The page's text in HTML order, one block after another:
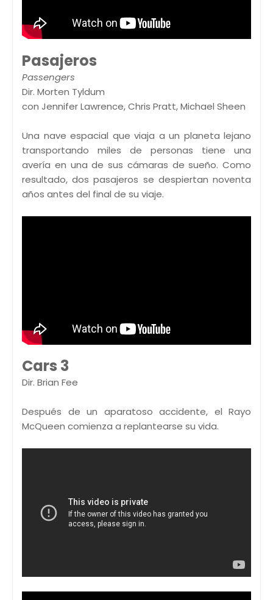
Pasajeros
Passengers
Dir. Morten Tyldum
con Jennifer Lawrence, Chris Pratt, Michael Sheen
Una nave espacial que viaja a un planeta lejano
transportando miles de personas tiene una
avería en una de sus cámaras de sueño. Como
resultado, dos pasajeros se despiertan noventa
años antes del final de su viaje.
Cars 3
Dir. Brian Fee
Después de un aparatoso accidente, el Rayo
McQueen comienza a replantearse su vida.